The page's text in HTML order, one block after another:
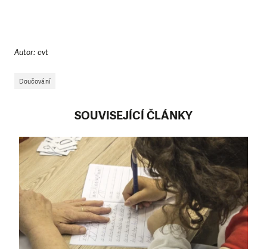
Autor: cvt
Doučování
SOUVISEJÍCÍ ČLÁNKY
LÍBÍ SE VÁM, CO DĚLÁME?
PODPOŘTE NÁS!
Abychom mohli pomáhat smysluplně, neobejdeme se
bez Vaší podpory. Ať už se nám rozhodnete pomoci
jedním darem nebo se stanete pravidelným dárcem